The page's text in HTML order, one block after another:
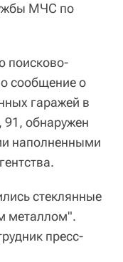
МЧС по
поисково-
сообщение о
гаражей в
91, обнаружен
наполненными
стеклянные
металлом".
пресс-